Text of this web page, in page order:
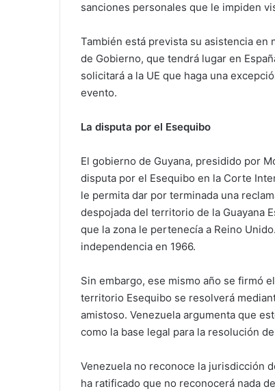
sanciones personales que le impiden
También está prevista su asistencia en
de Gobierno, que tendrá lugar en
solicitará a la UE que haga una
evento.
La disputa por el Esequibo
El gobierno de Guyana, presidido por
disputa por el Esequibo en la Corte
le permita dar por terminada una
despojada del territorio de la Guayana
que la zona le pertenecía a Reino
independencia en 1966.
Sin embargo, ese mismo año se firmó
territorio Esequibo se resolverá
amistoso. Venezuela argumenta que
como la base legal para la resolución
Venezuela no reconoce la jurisdicción
ha ratificado que no reconocerá nada